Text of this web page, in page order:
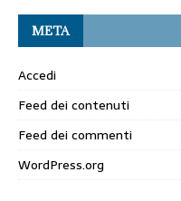
META
Accedi
Feed dei contenuti
Feed dei commenti
WordPress.org